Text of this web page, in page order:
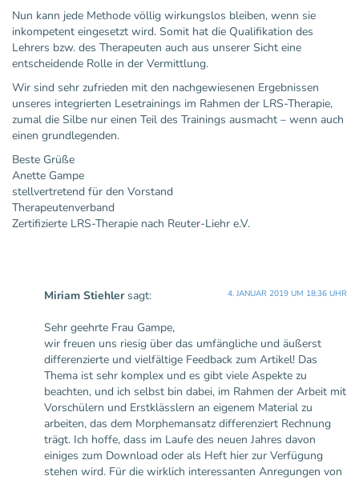
Nun kann jede Methode völlig wirkungslos bleiben, wenn sie
inkompetent eingesetzt wird. Somit hat die Qualifikation des
Lehrers bzw. des Therapeuten auch aus unserer Sicht eine
entscheidende Rolle in der Vermittlung.
Wir sind sehr zufrieden mit den nachgewiesenen Ergebnissen
unseres integrierten Lesetrainings im Rahmen der LRS-Therapie,
zumal die Silbe nur einen Teil des Trainings ausmacht – wenn auch
einen grundlegenden.
Beste Grüße
Anette Gampe
stellvertretend für den Vorstand
Therapeutenverband
Zertifizierte LRS-Therapie nach Reuter-Liehr e.V.
Miriam Stiehler sagt: 4. JANUAR 2019 UM 18:36 UHR
Sehr geehrte Frau Gampe,
wir freuen uns riesig über das umfängliche und äußerst
differenzierte und vielfältige Feedback zum Artikel! Das
Thema ist sehr komplex und es gibt viele Aspekte zu
beachten, und ich selbst bin dabei, im Rahmen der Arbeit mit
Vorschülern und Erstklässlern an eigenem Material zu
arbeiten, das dem Morphemansatz differenziert Rechnung
trägt. Ich hoffe, dass im Laufe des neuen Jahres davon
einiges zum Download oder als Heft hier zur Verfügung
stehen wird. Für die wirklich interessanten Anregungen von